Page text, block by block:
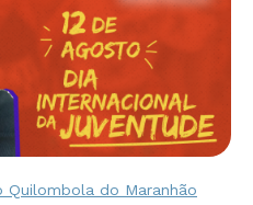
Quilombola do Maranhão